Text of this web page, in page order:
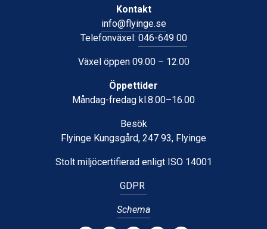
Kontakt
info@flyinge.se
Telefonväxel: 046-649 00
Växel öppen 09.00 – 12.00
Öppettider
Måndag-fredag kl.8.00–16.00
Besök
Flyinge Kungsgård, 247 93, Flyinge
Stolt miljöcertifierad enligt ISO 14001
GDPR
Schema